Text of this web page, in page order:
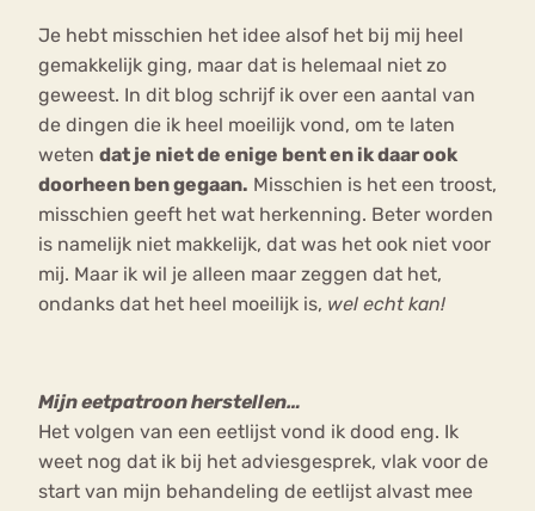
Je hebt misschien het idee alsof het bij mij heel
gemakkelijk ging, maar dat is helemaal niet zo
geweest. In dit blog schrijf ik over een aantal van
de dingen die ik heel moeilijk vond, om te laten
weten dat je niet de enige bent en ik daar ook
doorheen ben gegaan. Misschien is het een troost,
misschien geeft het wat herkenning. Beter worden
is namelijk niet makkelijk, dat was het ook niet voor
mij. Maar ik wil je alleen maar zeggen dat het,
ondanks dat het heel moeilijk is, wel echt kan!
Mijn eetpatroon herstellen…
Het volgen van een eetlijst vond ik dood eng. Ik
weet nog dat ik bij het adviesgesprek, vlak voor de
start van mijn behandeling de eetlijst alvast mee